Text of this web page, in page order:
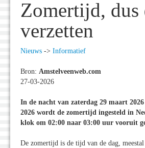
Zomertijd, dus
verzetten
Nieuws -> Informatief
Bron: Amstelveenweb.com
27-03-2026
In de nacht van zaterdag 29 maart
2026 wordt de zomertijd ingesteld in
klok om 02:00 naar 03:00 uur vooruit
De zomertijd is de tijd van de dag,